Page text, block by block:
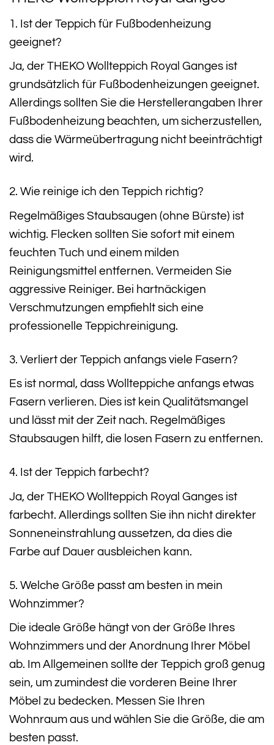
1. Ist der Teppich für Fußbodenheizung
geeignet?
Ja, der THEKO Wollteppich Royal Ganges ist
grundsätzlich für Fußbodenheizungen geeignet.
Allerdings sollten Sie die Herstellerangaben Ihrer
Fußbodenheizung beachten, um sicherzustellen,
dass die Wärmeübertragung nicht beeinträchtigt
wird.
2. Wie reinige ich den Teppich richtig?
Regelmäßiges Staubsaugen (ohne Bürste) ist
wichtig. Flecken sollten Sie sofort mit einem
feuchten Tuch und einem milden
Reinigungsmittel entfernen. Vermeiden Sie
aggressive Reiniger. Bei hartnäckigen
Verschmutzungen empfiehlt sich eine
professionelle Teppichreinigung.
3. Verliert der Teppich anfangs viele Fasern?
Es ist normal, dass Wollteppiche anfangs etwas
Fasern verlieren. Dies ist kein Qualitätsmangel
und lässt mit der Zeit nach. Regelmäßiges
Staubsaugen hilft, die losen Fasern zu entfernen.
4. Ist der Teppich farbecht?
Ja, der THEKO Wollteppich Royal Ganges ist
farbecht. Allerdings sollten Sie ihn nicht direkter
Sonneneinstrahlung aussetzen, da dies die
Farbe auf Dauer ausbleichen kann.
5. Welche Größe passt am besten in mein
Wohnzimmer?
Die ideale Größe hängt von der Größe Ihres
Wohnzimmers und der Anordnung Ihrer Möbel
ab. Im Allgemeinen sollte der Teppich groß genug
sein, um zumindest die vorderen Beine Ihrer
Möbel zu bedecken. Messen Sie Ihren
Wohnraum aus und wählen Sie die Größe, die am
besten passt.